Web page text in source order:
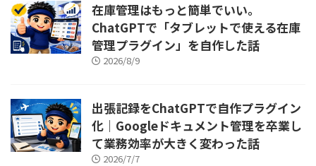
在庫管理はもっと簡単でいい。
ChatGPTで「タブレットで使える在庫
管理プラグイン」を自作した話
2026/8/9
出張記録をChatGPTで自作プラグイン
化｜Googleドキュメント管理を卒業し
て業務効率が大きく変わった話
2026/7/7